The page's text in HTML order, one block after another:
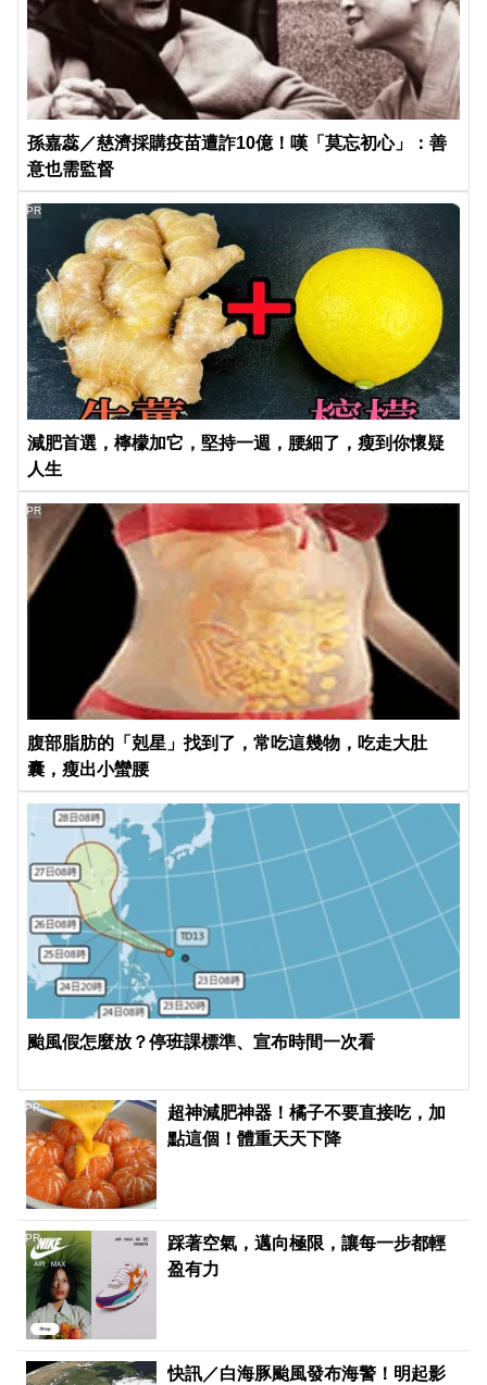
孫嘉蕊／慈濟採購疫苗遭詐10億！嘆「莫忘初心」：善
意也需監督
減肥首選，檸檬加它，堅持一週，腰細了，瘦到你懷疑
人生
PR
腹部脂肪的「剋星」找到了，常吃這幾物，吃走大肚
囊，瘦出小蠻腰
PR
颱風假怎麼放？停班課標準、宣布時間一次看
超神減肥神器！橘子不要直接吃，加
點這個！體重天天下降
PR
踩著空氣，邁向極限，讓每一步都輕
盈有力
PR
快訊／白海豚颱風發布海警！明起影